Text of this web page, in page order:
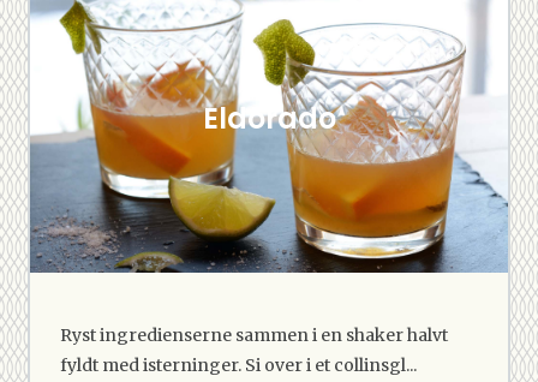
Eldorado
Ryst ingredienserne sammen i en shaker halvt
fyldt med isterninger. Si over i et collinsgl...